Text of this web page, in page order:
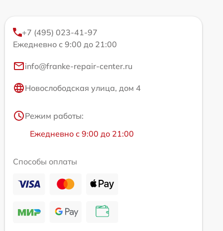
+7 (495) 023-41-97
Ежедневно с 9:00 до 21:00
info@franke-repair-center.ru
Новослободская улица, дом 4
Режим работы:
Ежедневно с 9:00 до 21:00
Способы оплаты